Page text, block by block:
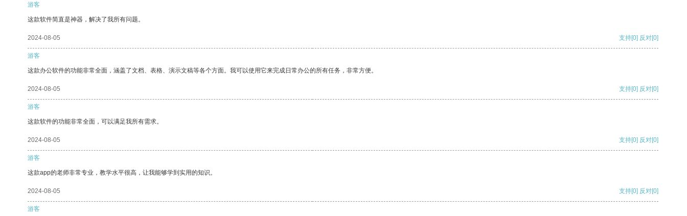
游客
这款软件简直是神器，解决了我所有问题。
2024-08-05 支持[0] 反对[0]
游客
这款办公软件的功能非常全面，涵盖了文档、表格、演示文稿等各个方面。我可以使用它来完成日常办公的所有任务，非常方便。
2024-08-05 支持[0] 反对[0]
游客
这款软件的功能非常全面，可以满足我所有需求。
2024-08-05 支持[0] 反对[0]
游客
这款app的老师非常专业，教学水平很高，让我能够学到实用的知识。
2024-08-05 支持[0] 反对[0]
游客